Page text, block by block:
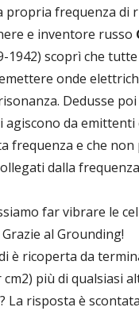
propria frequenza di
e inventore russo
1942) scoprì che
onde
Dedusse
agiscono da emittenti
frequenza e che non
dalla
far vibrare le
al Grounding!
è ricoperta da
più di qualsiasi
La risposta è